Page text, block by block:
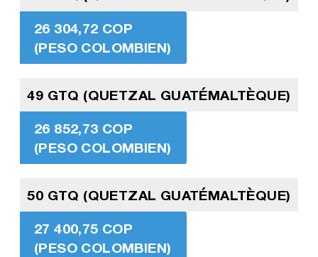
26 304,72 COP
(PESO COLOMBIEN)
49 GTQ (QUETZAL GUATÉMALTÈQUE)
26 852,73 COP
(PESO COLOMBIEN)
50 GTQ (QUETZAL GUATÉMALTÈQUE)
27 400,75 COP
(PESO COLOMBIEN)